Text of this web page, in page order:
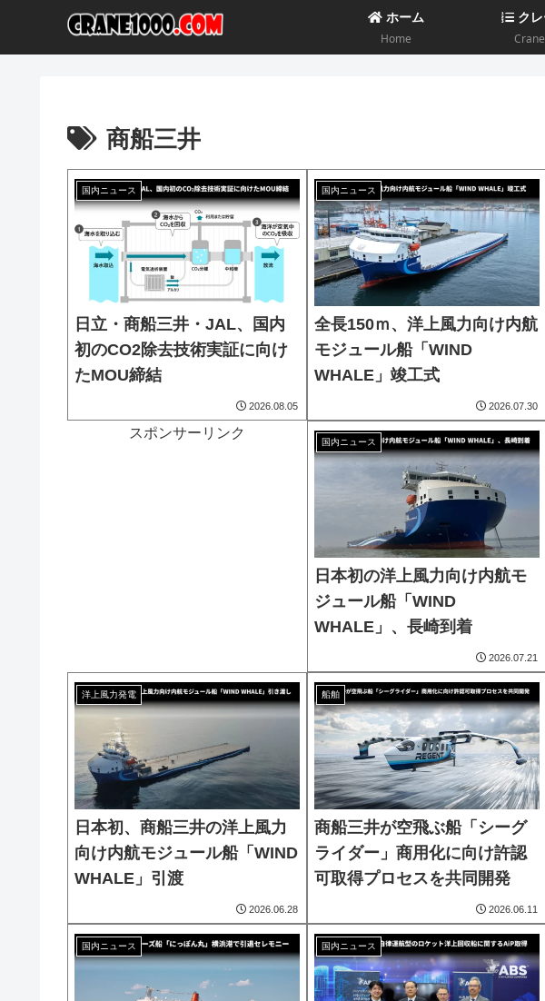
ホーム
Home
ク
商船三井
国内ニュース
日立・商船三井・JAL、国内
初のCO2除去技術実証に向け
たMOU締結
2026.08.05
国内ニュース
全長150ｍ、洋上風力向け内航
モジュール船「WIND
WHALE」竣工式
2026.07.30
スポンサーリンク
国内ニュース
日本初の洋上風力向け内航モ
ジュール船「WIND
WHALE」、長崎到着
2026.07.21
洋上風力発電
日本初、商船三井の洋上風力
向け内航モジュール船「WIND
WHALE」引渡
2026.06.28
船舶
商船三井が空飛ぶ船「シーグ
ライダー」商用化に向け許認
可取得プロセスを共同開発
2026.06.11
国内ニュース 国内ニュース